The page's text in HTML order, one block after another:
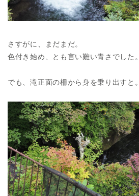
さすがに、まだまだ。
色付き始め、とも言い難い青さでした。
でも、滝正面の柵から身を乗り出すと。